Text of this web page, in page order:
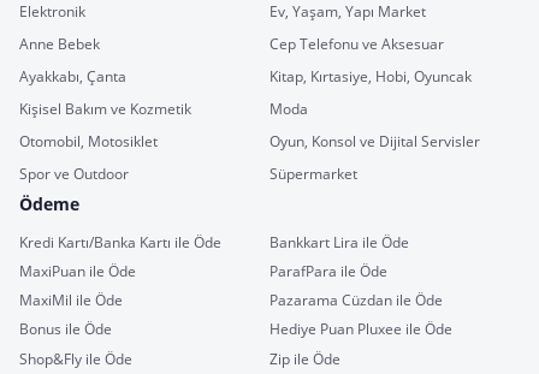
Elektronik
Ev, Yaşam, Yapı Market
Anne Bebek
Cep Telefonu ve Aksesuar
Ayakkabı, Çanta
Kitap, Kırtasiye, Hobi, Oyuncak
Kişisel Bakım ve Kozmetik
Moda
Otomobil, Motosiklet
Oyun, Konsol ve Dijital Servisler
Spor ve Outdoor
Süpermarket
Ödeme
Kredi Kartı/Banka Kartı ile Öde
Bankkart Lira ile Öde
MaxiPuan ile Öde
ParafPara ile Öde
MaxiMil ile Öde
Pazarama Cüzdan ile Öde
Bonus ile Öde
Hediye Puan Pluxee ile Öde
Shop&Fly ile Öde
Zip ile Öde